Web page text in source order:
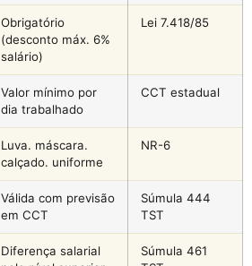
Obrigatório
(desconto máx. 6%
salário)
Lei 7.418/85
Valor mínimo por
dia trabalhado
CCT estadual
Luva. máscara.
calçado. uniforme
NR-6
Válida com previsão
em CCT
Súmula 444
TST
Diferença salarial
Súmula 461